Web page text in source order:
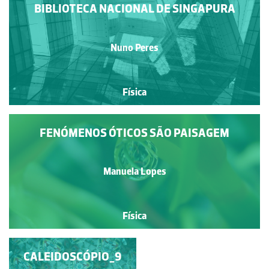
BIBLIOTECA NACIONAL DE SINGAPURA
Nuno Peres
Física
FENÓMENOS ÓTICOS SÃO PAISAGEM
Manuela Lopes
Física
CALEIDOSCÓPIO_11
CALEIDOSCÓPIO_9